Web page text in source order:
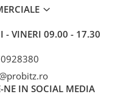
- VINERI 09.00 - 17.30
NE IN SOCIAL MEDIA